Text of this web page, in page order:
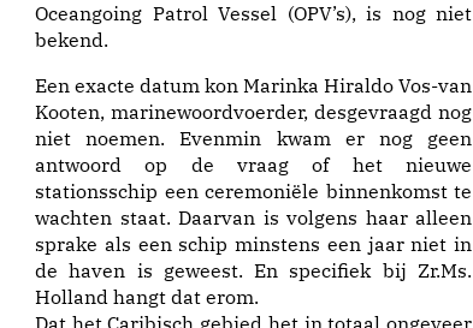
Oceangoing Patrol Vessel (OPV’s), is nog niet
bekend.
Een exacte datum kon Marinka Hiraldo Vos-van
Kooten, marinewoordvoerder, desgevraagd nog
niet noemen. Evenmin kwam er nog geen
antwoord op de vraag of het nieuwe
stationsschip een ceremoniële binnenkomst te
wachten staat. Daarvan is volgens haar alleen
sprake als een schip minstens een jaar niet in
de haven is geweest. En specifiek bij Zr.Ms.
Holland hangt dat erom.
Dat het Caribisch gebied het in totaal ongeveer